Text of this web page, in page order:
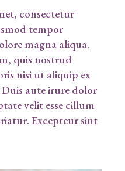
consectetur
tempor
magna aliqua.
quis nostrud
nisi ut aliquip ex
aute irure dolor
velit esse cillum
Excepteur sint